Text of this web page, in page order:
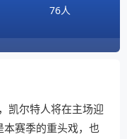
76人
凯尔特人将在主场迎
赛季的重头戏，也